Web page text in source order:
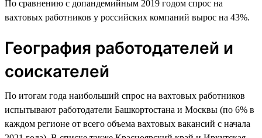
По сравнению с допандемийным 2019 годом спрос на
вахтовых работников у российских компаний вырос на 43%.
География работодателей и
соискателей
По итогам года наибольший спрос на вахтовых работников
испытывают работодатели Башкортостана и Москвы (по 6% в
каждом регионе от всего объема вахтовых вакансий с начала